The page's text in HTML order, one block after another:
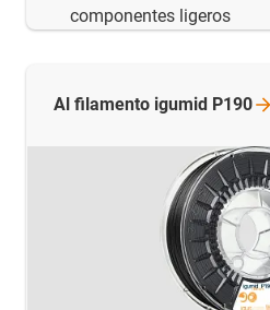
componentes ligeros
Al filamento igumid P190